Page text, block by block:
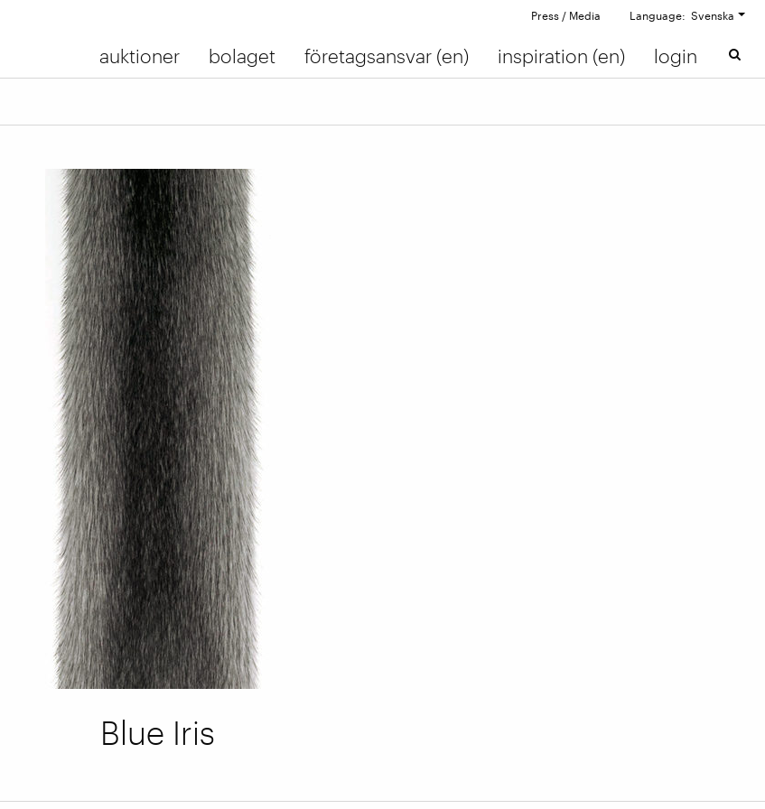
Press / Media Language: Svenska
auktioner bolaget företagsansvar (en) inspiration (en) login
Blue Iris